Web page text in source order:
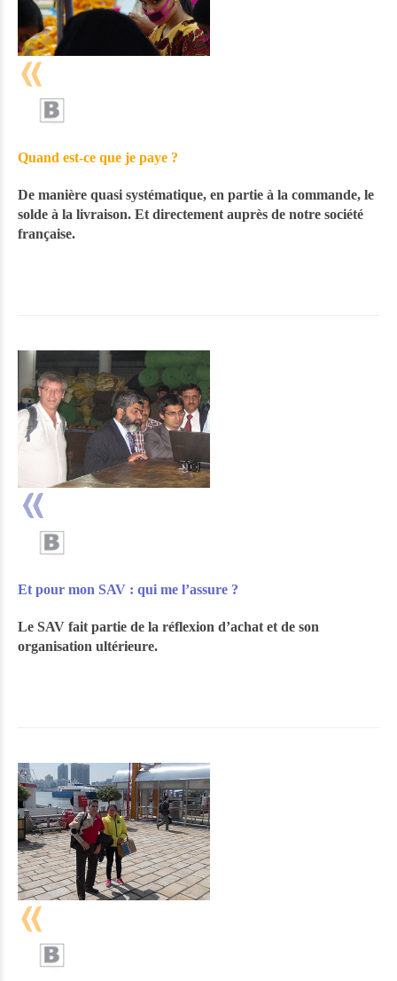
Quand est-ce que je paye ?
De manière quasi systématique, en partie à la commande, le
solde à la livraison. Et directement auprès de notre société
française.
Et pour mon SAV : qui me l’assure ?
Le SAV fait partie de la réflexion d’achat et de son
organisation ultérieure.